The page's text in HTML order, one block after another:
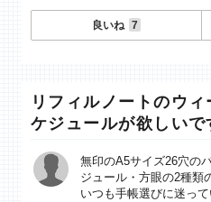
良いね 7
リフィルノートのウ
ケジュールが欲しいで
無印のA5サイズ26穴の
ジュール・方眼の2種類
いつも手帳選びに迷っ